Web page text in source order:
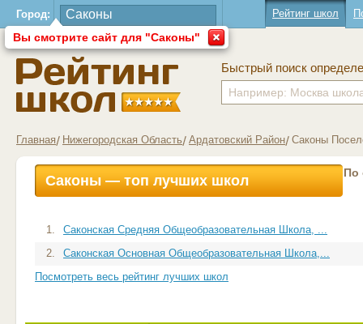
Город:
Вы смотрите сайт для "Саконы"
Рейтинг школ
Быстрый поиск
Главная Нижегородская Область Ардатовский Район Саконы
Саконы — топ лучших школ По
1.
Саконская Средняя Общеобразовательная Школа, ...
2.
Саконская Основная Общеобразовательная Школа,...
Посмотреть весь рейтинг лучших школ